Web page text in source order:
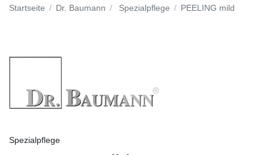
Startseite Dr. Baumann Spezialpflege PEELING mild
Spezialpflege